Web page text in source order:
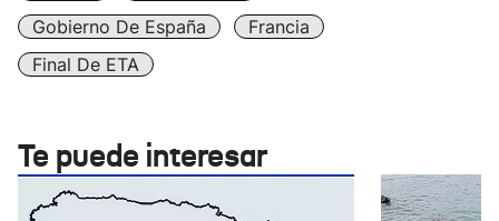
Gobierno De España
Francia
Final De ETA
Te puede interesar